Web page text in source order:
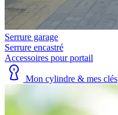
Serrure garage
Serrure encastré
Accessoires pour portail
Mon cylindre & mes clés